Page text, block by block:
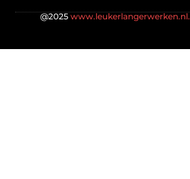
@2025 www.leukerlangerwerken.nl.